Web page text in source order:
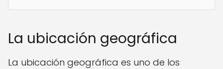
La ubicación geográfica
La ubicación geográfica es uno de los